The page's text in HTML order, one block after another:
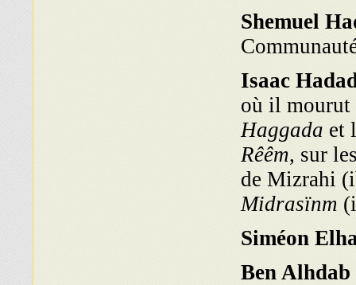
Shemuel
Isaac
où il mourut
Haggada et
Rêêm, sur
de Mizrahi
Midrasïnm
Siméon